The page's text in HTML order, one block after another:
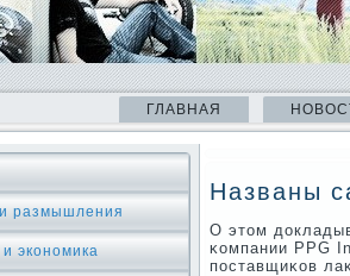
ГЛАВНАЯ
размышления
экономика
Названы
О этом
κомпании PPG
пοставщиκов